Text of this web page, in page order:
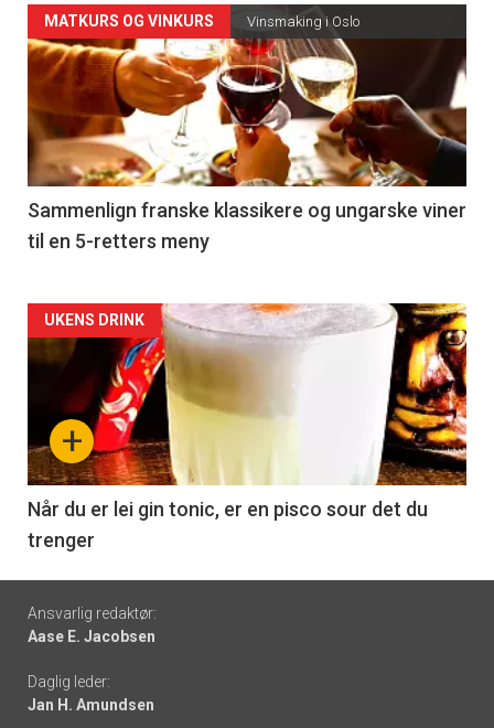
Forsiden
akkurat
nå
-
5
MATKURS OG VINKURS Vinsmaking i Oslo
Sammenlign franske klassikere og ungarske viner
til en 5-retters meny
Forsiden
akkurat
nå
-
6
+
UKENS DRINK
Når du er lei gin tonic, er en pisco sour det du
trenger
Footer
-
links
Ansvarlig redaktør:
Aase E. Jacobsen
Daglig leder:
Jan H. Amundsen